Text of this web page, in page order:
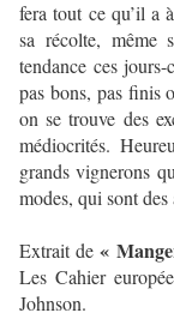
fera tout ce qu’il a
sa récolte, même
tendance ces
pas bons, pas finis
on se trouve des
médiocrités.
grands vignerons
modes, qui sont
Extrait de «
Les Cahier
Johnson.